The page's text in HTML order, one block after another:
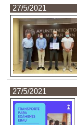
27/5/2021
27/5/2021